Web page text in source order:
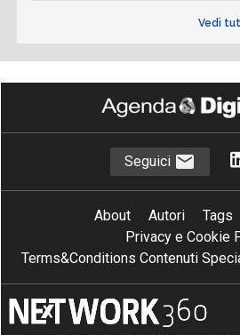
Vedi
Seguici
About Autori Tags
Privacy e Cookie
Terms&Conditions Contenuti